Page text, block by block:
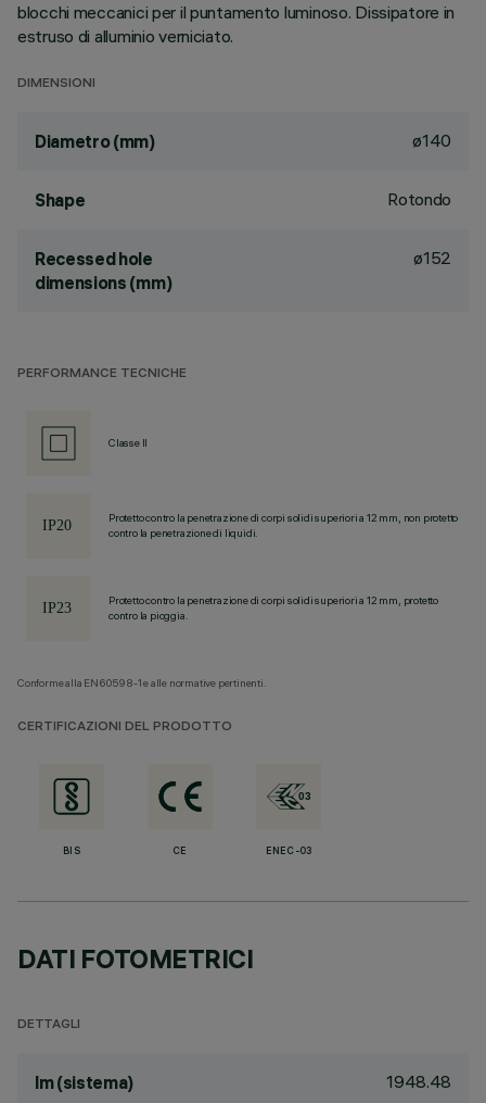
blocchi meccanici per il puntamento luminoso. Dissipatore in
estruso di alluminio verniciato.
DIMENSIONI
Diametro (mm) ø140
Shape Rotondo
Recessed hole
dimensions (mm)
ø152
PERFORMANCE TECNICHE
Classe II
Protetto contro la penetrazione di corpi solidi superiori a 12 mm, non protetto
contro la penetrazione di liquidi.
Protetto contro la penetrazione di corpi solidi superiori a 12 mm, protetto
contro la pioggia.
Conforme alla EN60598-1 e alle normative pertinenti.
CERTIFICAZIONI DEL PRODOTTO
BIS CE ENEC-03
DATI FOTOMETRICI
DETTAGLI
lm (sistema) 1948.48